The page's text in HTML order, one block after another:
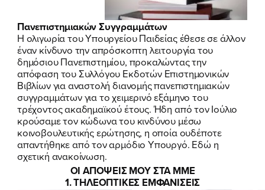
ΠΟΙΑ ΕΙΜΑΙ
ΕΡΓΟ
ΕΚΔΗΛΩΣΕΙΣ
ΝΕΑ
ΕΛΑ ΚΙ ΕΣΥ
IN TW YT LN VB TIKTOK
Πανεπιστημιακών Συγγραμμάτων
Η ολιγωρία του Υπουργείου Παιδείας έθεσε σε άλλον
έναν κίνδυνο την απρόσκοπτη λειτουργία του
δημόσιου Πανεπιστημίου, προκαλώντας την
απόφαση του Συλλόγου Εκδοτών Επιστημονικών
Βιβλίων για αναστολή διανομής πανεπιστημιακών
συγγραμμάτων για το χειμερινό εξάμηνο του
τρέχοντος ακαδημαϊκού έτους. Ήδη από τον Ιούλιο
κρούσαμε τον κώδωνα του κινδύνου μέσω
κοινοβουλευτικής ερώτησης, η οποία ουδέποτε
απαντήθηκε από τον αρμόδιο Υπουργό. Εδώ η
σχετική ανακοίνωση.
ΟΙ ΑΠΟΨΕΙΣ ΜΟΥ ΣΤΑ ΜΜΕ
1. ΤΗΛΕΟΠΤΙΚΕΣ ΕΜΦΑΝΙΣΕΙΣ